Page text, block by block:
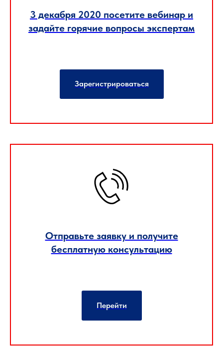
3 декабря 2020 посетите вебинар и
задайте горячие вопросы экспертам
Зарегистрироваться
Отправьте заявку и получите
бесплатную консультацию
Перейти